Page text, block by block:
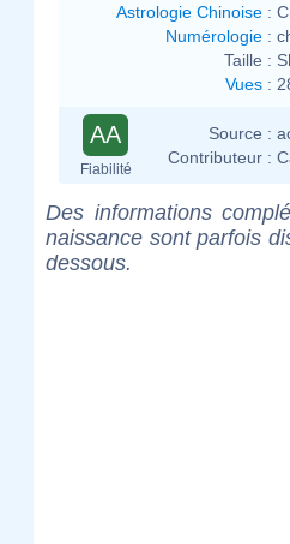
Astrologie Chinoise :
Numérologie :
Taille :
Vues :
AA
Fiabilité
Source :
Contributeur :
Des informations
naissance sont parfois
dessous.